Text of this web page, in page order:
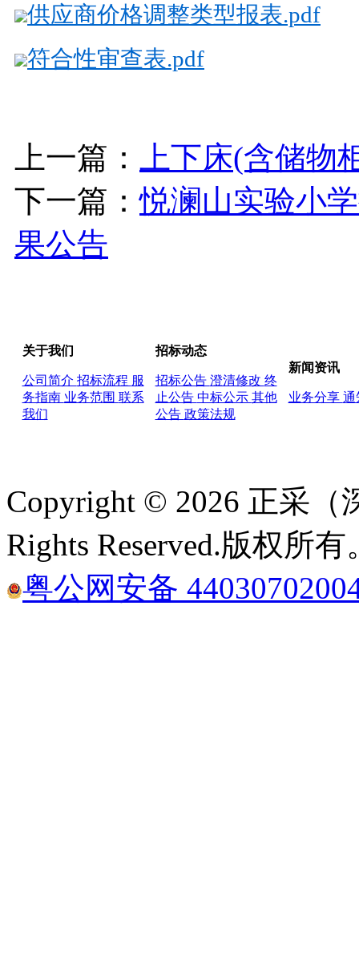
供应商价格调整类型报表.pdf
符合性审查表.pdf
上一篇：
上下床(含储物
下一篇：悦澜山实验小
果公告
关于我们
公司简介 招标流程 服
务指南 业务范围 联系
我们
招标动态
招标公告 澄清修改 终
止公告 中标公示 其他
公告 政策法规
新闻资讯
业务分享 通
Copyright © 2026 正采
Rights Reserved.版权所
粤公网安备